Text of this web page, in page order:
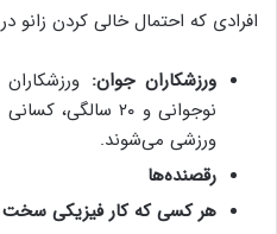
افرادی که احتمال خالی کردن زانو
ورزشکاران جوان:
نوجوانی و ۲۰
ورزشی می‌شوند.
رقصنده‌ها
هر کسی که کار فیزیکی سخت